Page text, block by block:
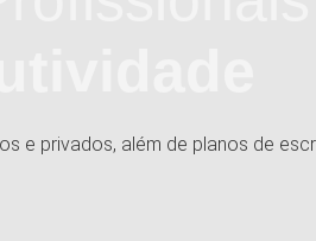
privados, além de planos de